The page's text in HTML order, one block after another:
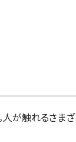
が触れるさま